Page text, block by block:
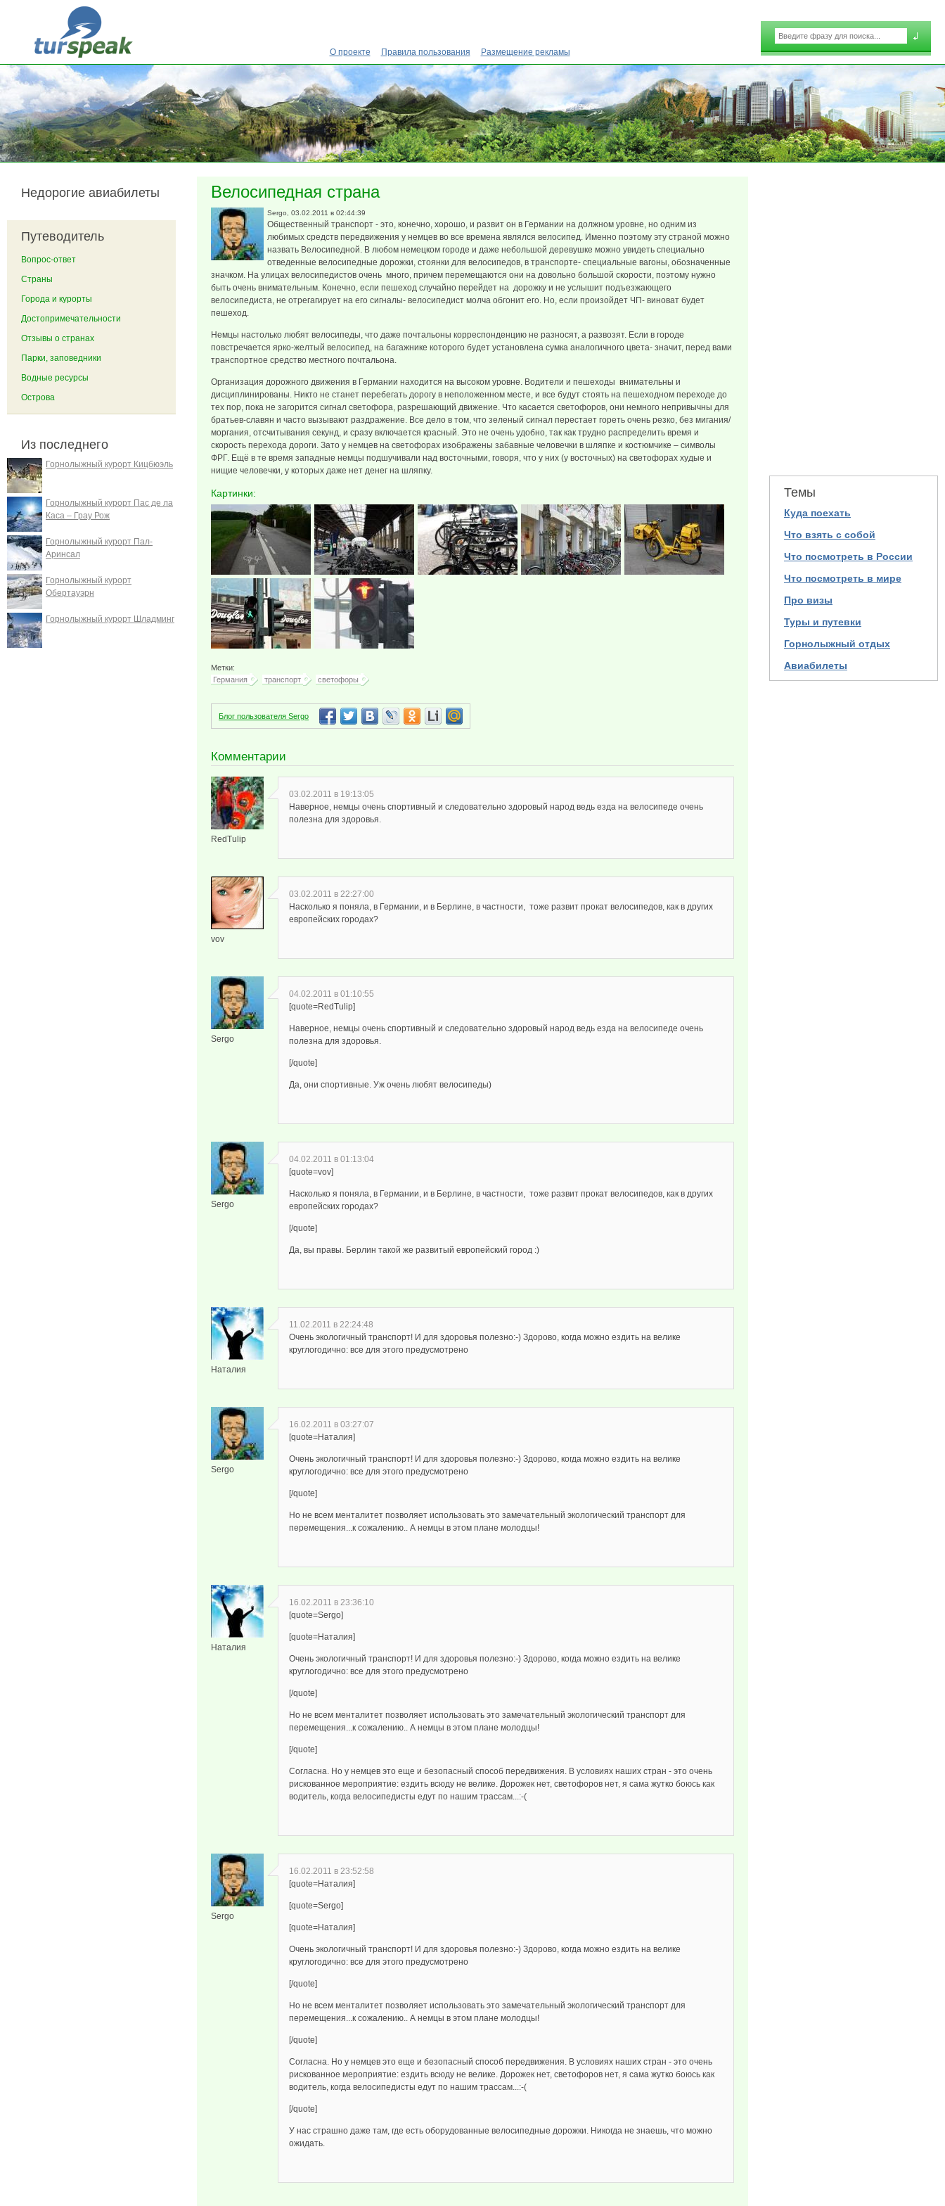
Перейти к основному содержанию
Форма поиска
Поиск
О проекте
Правила пользования Размещение рекламы
Велосипедная страна
Sergo , 03.02.2011 в 02:44:39
Общественный транспорт - это, конечно, хорошо, и развит он в Германии на должном уровне, но одним из
любимых средств передвижения у немцев во все времена являлся велосипед. Именно поэтому эту страной можно
назвать Велосипедной. В любом немецком городе и даже небольшой деревушке можно увидеть специально
отведенные велосипедные дорожки, стоянки для велосипедов, в транспорте- специальные вагоны, обозначенные
значком. На улицах велосипедистов очень много, причем перемещаются они на довольно большой скорости, поэтому нужно
быть очень внимательным. Конечно, если пешеход случайно перейдет на дорожку и не услышит подъезжающего
велосипедиста, не отрегагирует на его сигналы- велосипедист молча обгонит его. Но, если произойдет ЧП- виноват будет
пешеход.
Немцы настолько любят велосипеды, что даже почтальоны корреспонденцию не разносят, а развозят. Если в городе
повстречается ярко-желтый велосипед, на багажнике которого будет установлена сумка аналогичного цвета- значит, перед вами
транспортное средство местного почтальона.
Организация дорожного движения в Германии находится на высоком уровне. Водители и пешеходы внимательны и
дисциплинированы. Никто не станет перебегать дорогу в неположенном месте, и все будут стоять на пешеходном переходе до
тех пор, пока не загорится сигнал светофора, разрешающий движение. Что касается светофоров, они немного непривычны для
братьев-славян и часто вызывают раздражение. Все дело в том, что зеленый сигнал перестает гореть очень резко, без мигания/
моргания, отсчитывания секунд, и сразу включается красный. Это не очень удобно, так как трудно распределить время и
скорость перехода дороги. Зато у немцев на светофорах изображены забавные человечки в шляпке и костюмчике – символы
ФРГ. Ещё в те время западные немцы подшучивали над восточными, говоря, что у них (у восточных) на светофорах худые и
нищие человечки, у которых даже нет денег на шляпку.
Картинки:
Метки:
Германия
транспорт светофоры
Блог пользователя Sergo
Комментарии
RedTulip
03.02.2011 в 19:13:05
Наверное, немцы очень спортивный и следовательно здоровый народ ведь езда на велосипеде очень
полезна для здоровья.
vov
03.02.2011 в 22:27:00
Насколько я поняла, в Германии, и в Берлине, в частности, тоже развит прокат велосипедов, как в других
европейских городах?
Sergo
04.02.2011 в 01:10:55
[quote=RedTulip]
Наверное, немцы очень спортивный и следовательно здоровый народ ведь езда на велосипеде очень
полезна для здоровья.
[/quote]
Да, они спортивные. Уж очень любят велосипеды)
Sergo
04.02.2011 в 01:13:04
[quote=vov]
Насколько я поняла, в Германии, и в Берлине, в частности, тоже развит прокат велосипедов, как в других
европейских городах?
[/quote]
Да, вы правы. Берлин такой же развитый европейский город :)
Наталия
11.02.2011 в 22:24:48
Очень экологичный транспорт! И для здоровья полезно:-) Здорово, когда можно ездить на велике
круглогодично: все для этого предусмотрено
Sergo
16.02.2011 в 03:27:07
[quote=Наталия]
Очень экологичный транспорт! И для здоровья полезно:-) Здорово, когда можно ездить на велике
круглогодично: все для этого предусмотрено
[/quote]
Но не всем менталитет позволяет использовать это замечательный экологический транспорт для
перемещения...к сожалению.. А немцы в этом плане молодцы!
Наталия
16.02.2011 в 23:36:10
[quote=Sergo]
[quote=Наталия]
Очень экологичный транспорт! И для здоровья полезно:-) Здорово, когда можно ездить на велике
круглогодично: все для этого предусмотрено
[/quote]
Но не всем менталитет позволяет использовать это замечательный экологический транспорт для
перемещения...к сожалению.. А немцы в этом плане молодцы!
[/quote]
Согласна. Но у немцев это еще и безопасный способ передвижения. В условиях наших стран - это очень
рискованное мероприятие: ездить всюду не велике. Дорожек нет, светофоров нет, я сама жутко боюсь как
водитель, когда велосипедисты едут по нашим трассам...:-(
Sergo
16.02.2011 в 23:52:58
[quote=Наталия]
[quote=Sergo]
[quote=Наталия]
Очень экологичный транспорт! И для здоровья полезно:-) Здорово, когда можно ездить на велике
круглогодично: все для этого предусмотрено
[/quote]
Но не всем менталитет позволяет использовать это замечательный экологический транспорт для
перемещения...к сожалению.. А немцы в этом плане молодцы!
[/quote]
Согласна. Но у немцев это еще и безопасный способ передвижения. В условиях наших стран - это очень
рискованное мероприятие: ездить всюду не велике. Дорожек нет, светофоров нет, я сама жутко боюсь как
водитель, когда велосипедисты едут по нашим трассам...:-(
[/quote]
У нас страшно даже там, где есть оборудованные велосипедные дорожки. Никогда не знаешь, что можно
ожидать.
Недорогие авиабилеты
Путеводитель
Вопрос-ответ
Страны
Города и курорты
Достопримечательности
Отзывы о странах
Парки, заповедники
Водные ресурсы
Острова
Из последнего
Горнолыжный курорт Кицбюэль
Горнолыжный курорт Пас де ла
Каса – Грау Рож
Горнолыжный курорт Пал-
Аринсал
Горнолыжный курорт
Обертауэрн
Горнолыжный курорт Шладминг
Темы
Куда поехать
Что взять с собой
Что посмотреть в России
Что посмотреть в мире
Про визы
Туры и путевки
Горнолыжный отдых
Авиабилеты